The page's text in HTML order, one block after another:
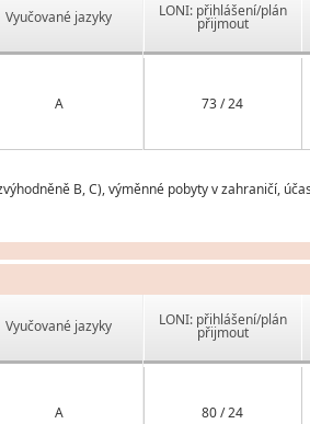
Vyučované jazyky
A
LONI: přihlášení/plán
přijmout
73 / 24
B, C), výměnné pobyty v zahraničí,
Vyučované jazyky
A
LONI: přihlášení/plán
přijmout
80 / 24